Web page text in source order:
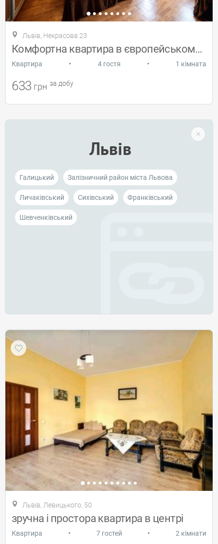
Львів, Некрасова 23
Комфортна квартира в європейському стилі
Квартира • 4 гостя • 1 кімната
633 грн за добу
Львів
Галицький Залізничний район міста Львова
Личаківський Cихівський Франківський
Шевченківський
Львів, Левицького, 50
зручна і простора квартира в центрі
Квартира • 7 гостей • 2 кімнати